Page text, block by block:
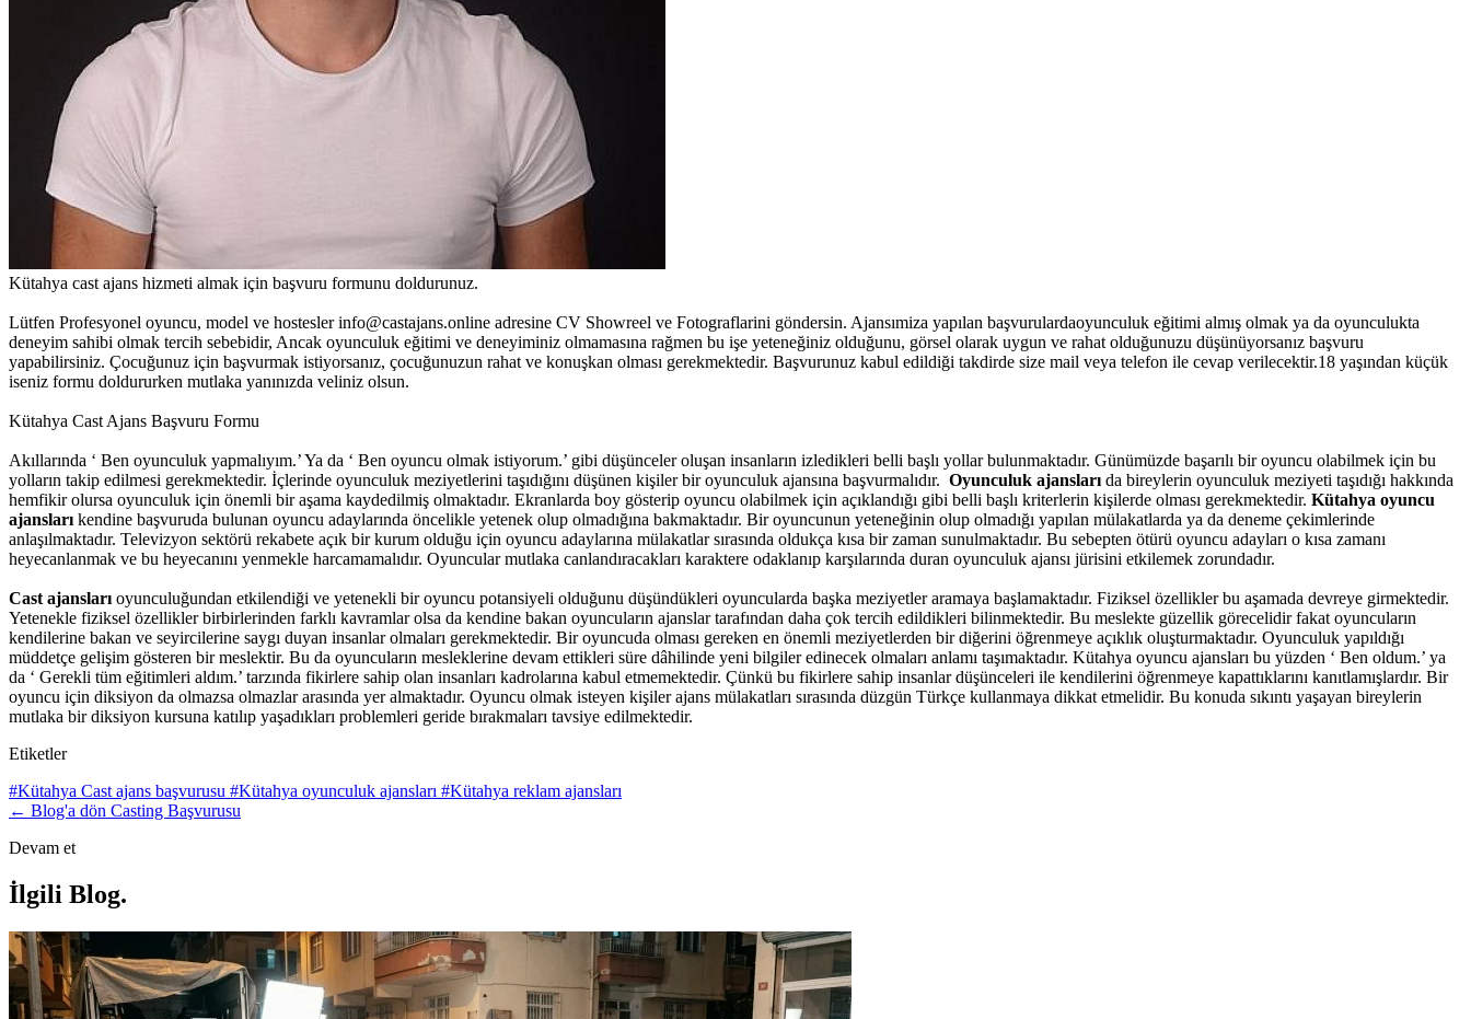
Kütahya cast ajans hizmeti almak için başvuru formunu doldurunuz.
Lütfen Profesyonel oyuncu, model ve hostesler info@castajans.online adresine CV Showreel ve Fotograflarini göndersin. Ajansımiza yapılan başvurulardaoyunculuk eğitimi almış olmak ya da oyunculukta
deneyim sahibi olmak tercih sebebidir, Ancak oyunculuk eğitimi ve deneyiminiz olmamasına rağmen bu işe yeteneğiniz olduğunu, görsel olarak uygun ve rahat olduğunuzu düşünüyorsanız başvuru
yapabilirsiniz. Çocuğunuz için başvurmak istiyorsanız, çocuğunuzun rahat ve konuşkan olması gerekmektedir. Başvurunuz kabul edildiği takdirde size mail veya telefon ile cevap verilecektir.18 yaşından küçük
iseniz formu doldururken mutlaka yanınızda veliniz olsun.
Kütahya Cast Ajans Başvuru Formu
Akıllarında ‘ Ben oyunculuk yapmalıyım.’ Ya da ‘ Ben oyuncu olmak istiyorum.’ gibi düşünceler oluşan insanların izledikleri belli başlı yollar bulunmaktadır. Günümüzde başarılı bir oyuncu olabilmek için bu
yolların takip edilmesi gerekmektedir. İçlerinde oyunculuk meziyetlerini taşıdığını düşünen kişiler bir oyunculuk ajansına başvurmalıdır. Oyunculuk ajansları da bireylerin oyunculuk meziyeti taşıdığı hakkında
hemfikir olursa oyunculuk için önemli bir aşama kaydedilmiş olmaktadır. Ekranlarda boy gösterip oyuncu olabilmek için açıklandığı gibi belli başlı kriterlerin kişilerde olması gerekmektedir. Kütahya oyuncu
ajansları kendine başvuruda bulunan oyuncu adaylarında öncelikle yetenek olup olmadığına bakmaktadır. Bir oyuncunun yeteneğinin olup olmadığı yapılan mülakatlarda ya da deneme çekimlerinde
anlaşılmaktadır. Televizyon sektörü rekabete açık bir kurum olduğu için oyuncu adaylarına mülakatlar sırasında oldukça kısa bir zaman sunulmaktadır. Bu sebepten ötürü oyuncu adayları o kısa zamanı
heyecanlanmak ve bu heyecanını yenmekle harcamamalıdır. Oyuncular mutlaka canlandıracakları karaktere odaklanıp karşılarında duran oyunculuk ajansı jürisini etkilemek zorundadır.
Cast ajansları oyunculuğundan etkilendiği ve yetenekli bir oyuncu potansiyeli olduğunu düşündükleri oyuncularda başka meziyetler aramaya başlamaktadır. Fiziksel özellikler bu aşamada devreye girmektedir.
Yetenekle fiziksel özellikler birbirlerinden farklı kavramlar olsa da kendine bakan oyuncuların ajanslar tarafından daha çok tercih edildikleri bilinmektedir. Bu meslekte güzellik görecelidir fakat oyuncuların
kendilerine bakan ve seyircilerine saygı duyan insanlar olmaları gerekmektedir. Bir oyuncuda olması gereken en önemli meziyetlerden bir diğerini öğrenmeye açıklık oluşturmaktadır. Oyunculuk yapıldığı
müddetçe gelişim gösteren bir meslektir. Bu da oyuncuların mesleklerine devam ettikleri süre dâhilinde yeni bilgiler edinecek olmaları anlamı taşımaktadır. Kütahya oyuncu ajansları bu yüzden ‘ Ben oldum.’ ya
da ‘ Gerekli tüm eğitimleri aldım.’ tarzında fikirlere sahip olan insanları kadrolarına kabul etmemektedir. Çünkü bu fikirlere sahip insanlar düşünceleri ile kendilerini öğrenmeye kapattıklarını kanıtlamışlardır. Bir
oyuncu için diksiyon da olmazsa olmazlar arasında yer almaktadır. Oyuncu olmak isteyen kişiler ajans mülakatları sırasında düzgün Türkçe kullanmaya dikkat etmelidir. Bu konuda sıkıntı yaşayan bireylerin
mutlaka bir diksiyon kursuna katılıp yaşadıkları problemleri geride bırakmaları tavsiye edilmektedir.
Etiketler
#Kütahya Cast ajans başvurusu #Kütahya oyunculuk ajansları #Kütahya reklam ajansları
← Blog'a dön Casting Başvurusu
Devam et
İlgili Blog.